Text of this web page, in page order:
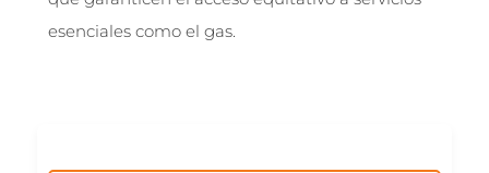
esenciales como el gas.